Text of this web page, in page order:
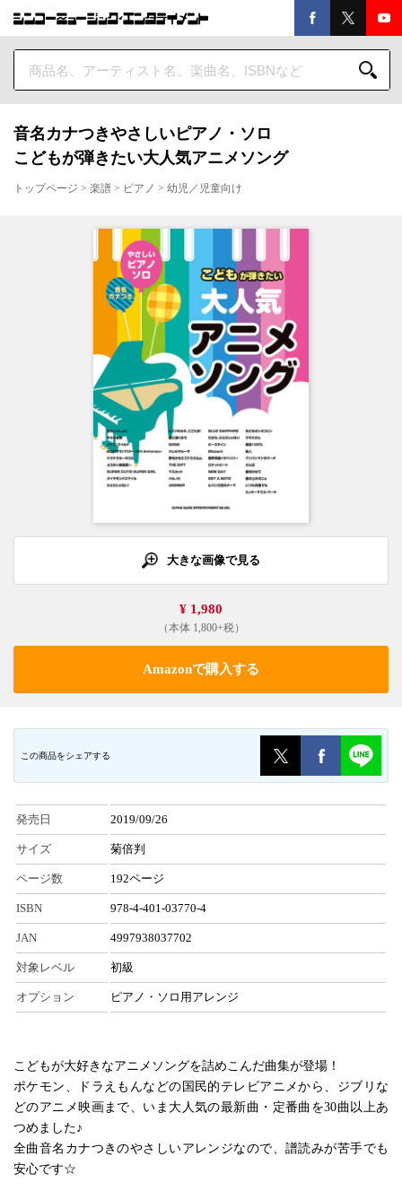
音名カナつきやさしいピアノ・ソロ
こどもが弾きたい大人気アニメソング
トップページ > 楽譜 > ピアノ > 幼児／児童向け
大きな画像で見る
¥ 1,980
（本体 1,800+税）
Amazonで購入する
この商品をシェアする
発売日 2019/09/26
サイズ 菊倍判
ページ数 192ページ
ISBN 978-4-401-03770-4
JAN 4997938037702
対象レベル 初級
オプション ピアノ・ソロ用アレンジ
こどもが大好きなアニメソングを詰めこんだ曲集が登場！
ポケモン、ドラえもんなどの国民的テレビアニメから、ジブリな
どのアニメ映画まで、いま大人気の最新曲・定番曲を30曲以上あ
つめました♪
全曲音名カナつきのやさしいアレンジなので、譜読みが苦手でも
安心です☆